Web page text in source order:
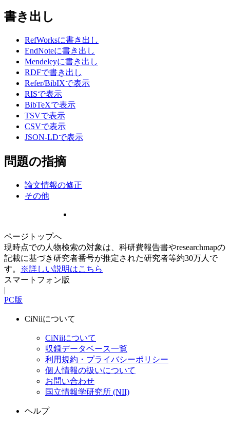
書き出し
RefWorksに書き出し
EndNoteに書き出し
Mendeleyに書き出し
RDFで書き出し
Refer/BibIXで表示
RISで表示
BibTeXで表示
TSVで表示
CSVで表示
JSON-LDで表示
問題の指摘
論文情報の修正
その他
ページトップへ
現時点での人物検索の対象は、科研費報告書やresearchmapの
記載に基づき研究者番号が推定された研究者等約30万人で
す。
※詳しい説明はこちら
スマートフォン版
|
PC版
CiNiiについて
CiNiiについて
収録データベース一覧
利用規約・プライバシーポリシー
個人情報の扱いについて
お問い合わせ
国立情報学研究所 (NII)
ヘルプ